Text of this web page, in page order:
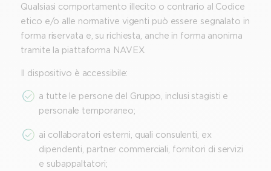
Qualsiasi comportamento illecito o contrario al Codice
etico e/o alle normative vigenti può essere segnalato in
forma riservata e, su richiesta, anche in forma anonima
tramite la piattaforma NAVEX.
Il dispositivo è accessibile:
a tutte le persone del Gruppo, inclusi stagisti e
personale temporaneo;
ai collaboratori esterni, quali consulenti, ex
dipendenti, partner commerciali, fornitori di servizi
e subappaltatori;